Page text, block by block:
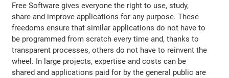
Free Software gives everyone the right to use, study,
share and improve applications for any purpose. These
freedoms ensure that similar applications do not have to
be programmed from scratch every time and, thanks to
transparent processes, others do not have to reinvent the
wheel. In large projects, expertise and costs can be
shared and applications paid for by the general public are